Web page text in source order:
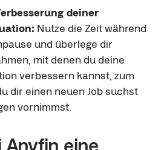
deiner
Nutze die Zeit während
und überlege dir
mit denen du deine
verbessern kannst, zum
dir einen neuen Job suchst
vornimmst.
Anyfin eine